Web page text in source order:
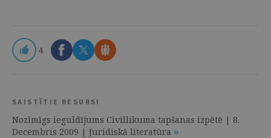
4
SAISTĪTIE RESURSI
Nozīmīgs ieguldījums Civillikuma tapšanas izpētē | 8.
Decembris 2009 | Juridiskā literatūra